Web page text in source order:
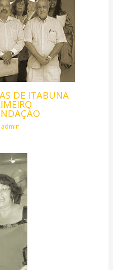
DE ITABUNA
admin